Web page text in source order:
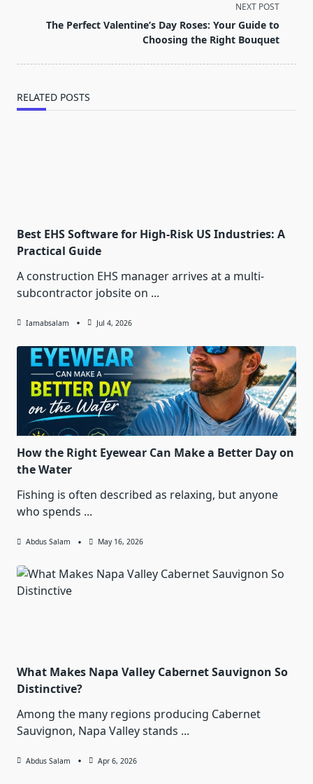
reader-
NEXT POST
The Perfect Valentine’s Day Roses: Your Guide to
Choosing the Right Bouquet
RELATED POSTS
Best EHS Software for High-Risk US Industries: A
Practical Guide
A construction EHS manager arrives at a multi-
subcontractor jobsite on ...
Iamabsalam Jul 4, 2026
How the Right Eyewear Can Make a Better Day on
the Water
Fishing is often described as relaxing, but anyone
who spends ...
Abdus Salam May 16, 2026
What Makes Napa Valley Cabernet Sauvignon So
Distinctive?
Among the many regions producing Cabernet
Sauvignon, Napa Valley stands ...
Abdus Salam Apr 6, 2026